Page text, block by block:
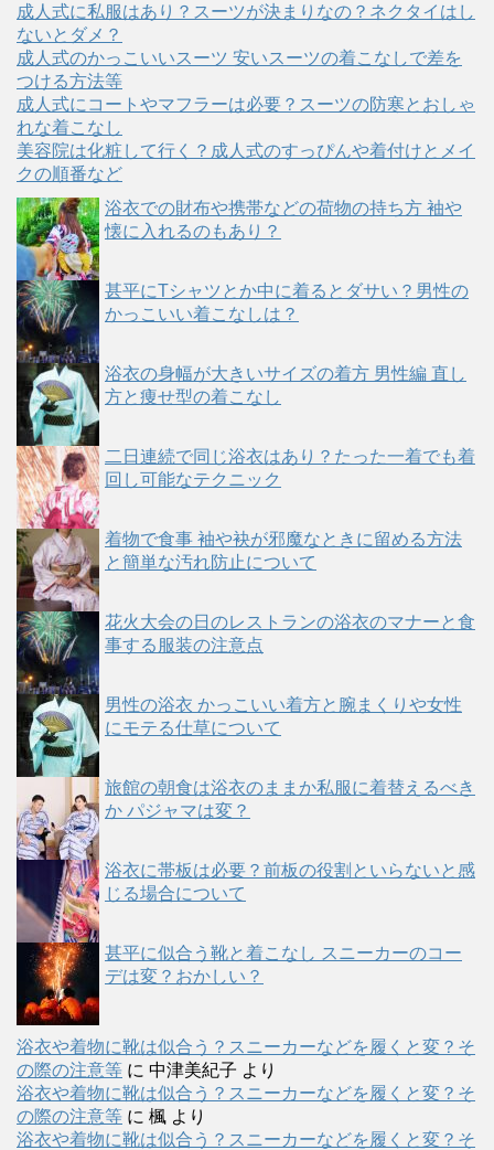
成人式に私服はあり？スーツが決まりなの？ネクタイはし
ないとダメ？
成人式のかっこいいスーツ 安いスーツの着こなしで差を
つける方法等
成人式にコートやマフラーは必要？スーツの防寒とおしゃ
れな着こなし
美容院は化粧して行く？成人式のすっぴんや着付けとメイ
クの順番など
浴衣での財布や携帯などの荷物の持ち方 袖や
懐に入れるのもあり？
甚平にTシャツとか中に着るとダサい？男性の
かっこいい着こなしは？
浴衣の身幅が大きいサイズの着方 男性編 直し
方と痩せ型の着こなし
二日連続で同じ浴衣はあり？たった一着でも着
回し可能なテクニック
着物で食事 袖や袂が邪魔なときに留める方法
と簡単な汚れ防止について
花火大会の日のレストランの浴衣のマナーと食
事する服装の注意点
男性の浴衣 かっこいい着方と腕まくりや女性
にモテる仕草について
旅館の朝食は浴衣のままか私服に着替えるべき
か パジャマは変？
浴衣に帯板は必要？前板の役割といらないと感
じる場合について
甚平に似合う靴と着こなし スニーカーのコー
デは変？おかしい？
浴衣や着物に靴は似合う？スニーカーなどを履くと変？そ
の際の注意等 に 中津美紀子 より
浴衣や着物に靴は似合う？スニーカーなどを履くと変？そ
の際の注意等 に 楓 より
浴衣や着物に靴は似合う？スニーカーなどを履くと変？そ